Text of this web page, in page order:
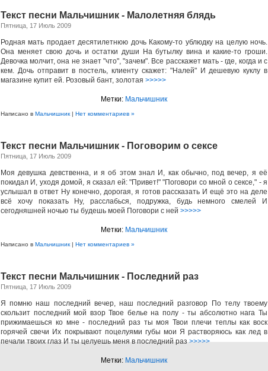
Текст песни Мальчишник - Малолетняя блядь
Пятница, 17 Июль 2009
Родная мать продает десятилетнюю дочь Какому-то ублюдку на целую ночь.
Она меняет свою дочь и остатки души На бутылку вина и какие-то гроши.
Девочка молчит, она не знает "что", "зачем". Все расскажет мать - где, когда и с
кем. Дочь отправит в постель, клиенту скажет: "Налей" И дешевую куклу в
магазине купит ей. Розовый бант, золотая >>>>>
Метки: Мальчишник
Написано в Мальчишник | Нет комментариев »
Текст песни Мальчишник - Поговорим о сексе
Пятница, 17 Июль 2009
Моя девушка девственна, и я об этом знал И, как обычно, под вечер, я её
покидал И, уходя домой, я сказал ей: "Привет!" "Поговори со мной о сексе," - я
услышал в ответ Ну конечно, дорогая, я готов рассказать И ещё это на деле
всё хочу показать Ну, расслабься, подружка, будь немного смелей И
сегодняшней ночью ты будешь моей Поговори с ней >>>>>
Метки: Мальчишник
Написано в Мальчишник | Нет комментариев »
Текст песни Мальчишник - Последний раз
Пятница, 17 Июль 2009
Я помню наш последний вечер, наш последний разговор По телу твоему
скользит последний мой взор Твое белье на полу - ты абсолютно нага Ты
прижимаешься ко мне - последний раз ты моя Твои плечи теплы как воск
горячей свечи Их покрывают поцелуями губы мои Я растворяюсь как лед в
печали твоих глаз И ты целуешь меня в последний раз>>>>>
Метки: Мальчишник